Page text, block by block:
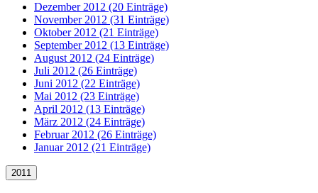
Dezember 2012 (20 Einträge)
November 2012 (31 Einträge)
Oktober 2012 (21 Einträge)
September 2012 (13 Einträge)
August 2012 (24 Einträge)
Juli 2012 (26 Einträge)
Juni 2012 (22 Einträge)
Mai 2012 (23 Einträge)
April 2012 (13 Einträge)
März 2012 (24 Einträge)
Februar 2012 (26 Einträge)
Januar 2012 (21 Einträge)
2011